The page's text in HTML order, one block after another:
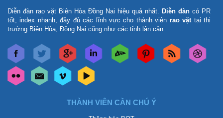
Diễn đàn rao vặt Biên Hòa Đồng Nai hiệu quả nhất. Diễn đàn có PR
tốt, index nhanh, đầy đủ các lĩnh vực cho thành viên rao vặttại thị
trường Biên Hòa, Đồng Nai cũng như các tỉnh lân cận.
THÀNH VIÊN CẦN CHÚ Ý